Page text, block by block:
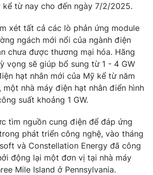
sống
tương lai
Podcast
từ nay cho đến ngày 7/2/2025.
xét tất cả các lò phản ứng module
ngách mới nổi của ngành điện
chưa được thương mại hóa. Hãng
vọng sẽ giúp bổ sung từ 1 - 4 GW
hạt nhân mới của Mỹ kể từ năm
nhà máy điện hạt nhân điển hình
suất khoảng 1 GW.
tìm nguồn cung điện để đáp ứng
phát triển công nghệ, vào tháng
và Constellation Energy đã công
động lại một đơn vị tại nhà máy
Mile Island ở Pennsylvania.